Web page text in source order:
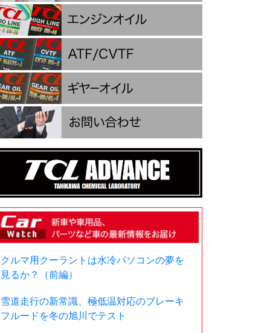
クルマ用クーラントは水冷パソコンの夢を
見るか？（前編）
雪道走行の新常識、極低温対応のブレーキ
フルードを冬の旭川でテスト